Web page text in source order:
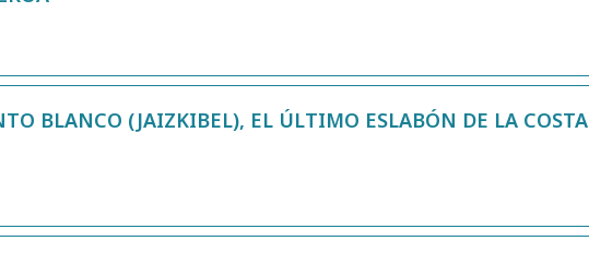
BLANCO (JAIZKIBEL), EL ÚLTIMO ESLABÓN DE LA COSTA